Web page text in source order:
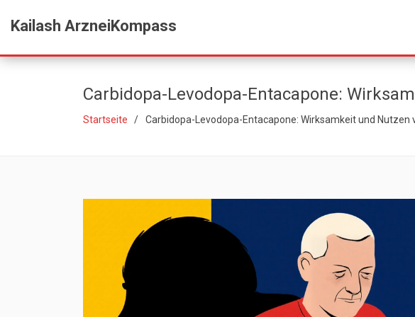
Kailash ArzneiKompass
Carbidopa-Levodopa-Entacapone:
Startseite Carbidopa-Levodopa-Entacapone: Wirksamkeit und Nutzen